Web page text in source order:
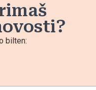
bilten: